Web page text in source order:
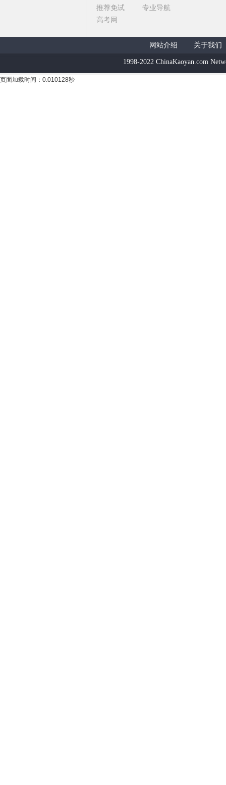
推荐免试
高考网
专业导航
网站介绍 关于我们
1998-2022 ChinaKaoyan.com
页面加载时间：0.010128秒